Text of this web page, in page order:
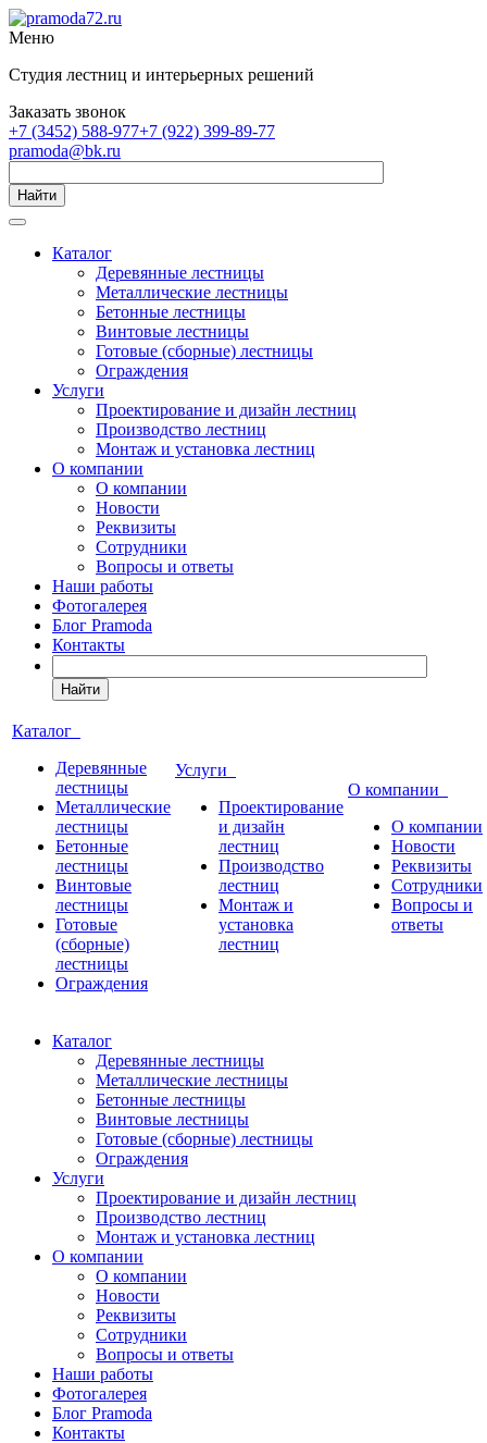
Меню
Студия лестниц и интерьерных решений
Заказать звонок
+7 (3452) 588-977+7 (922) 399-89-77
pramoda@bk.ru
Найти
Каталог
Деревянные лестницы
Металлические лестницы
Бетонные лестницы
Винтовые лестницы
Готовые (сборные) лестницы
Ограждения
Услуги
Проектирование и дизайн лестниц
Производство лестниц
Монтаж и установка лестниц
О компании
О компании
Новости
Реквизиты
Сотрудники
Вопросы и ответы
Наши работы
Фотогалерея
Блог Pramoda
Контакты
Найти
Каталог
Деревянные
лестницы
Металлические
лестницы
Бетонные
лестницы
Винтовые
лестницы
Готовые
(сборные)
лестницы
Ограждения
Услуги
Проектирование
и дизайн
лестниц
Производство
лестниц
Монтаж и
установка
лестниц
О компании
О компании
Новости
Реквизиты
Сотрудники
Вопросы и
ответы
Каталог
Деревянные лестницы
Металлические лестницы
Бетонные лестницы
Винтовые лестницы
Готовые (сборные) лестницы
Ограждения
Услуги
Проектирование и дизайн лестниц
Производство лестниц
Монтаж и установка лестниц
О компании
О компании
Новости
Реквизиты
Сотрудники
Вопросы и ответы
Наши работы
Фотогалерея
Блог Pramoda
Контакты